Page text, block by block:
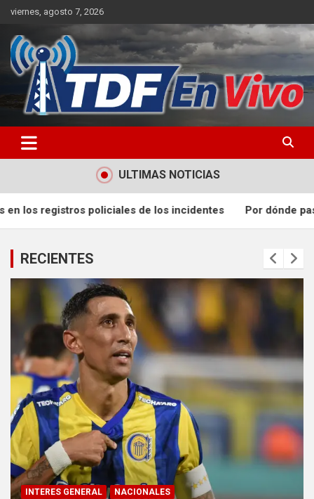
Skip
content
viernes, agosto 7, 2026
ULTIMAS NOTICIAS
Por dónde pasan Rosario Central vs. Aldosivi y
RECIENTES
INTERES GENERAL NACIONALES